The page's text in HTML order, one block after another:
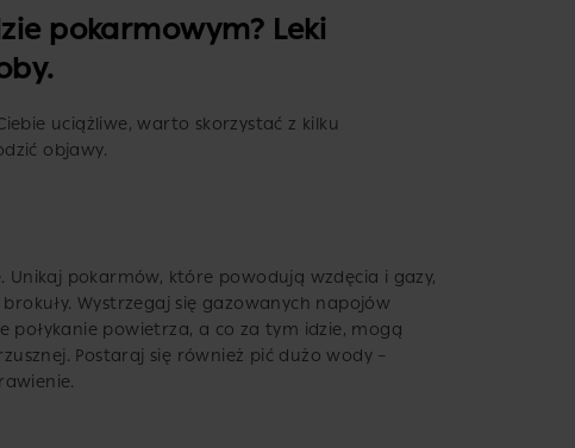
pokarmowym? Leki
uciążliwe, warto skorzystać z kilku
objawy.
Unikaj pokarmów, które powodują wzdęcia i gazy,
Wystrzegaj się gazowanych napojów
powietrza, a co za tym idzie, mogą
Postaraj się również pić dużo wody –